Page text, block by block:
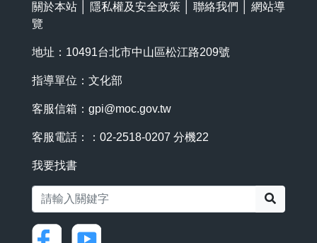
關於本站 隱私權及安全政策 聯絡我們
網站導
覽
地址：10491台北市中山區松江路209號
指導單位：文化部
客服信箱： gpi@moc.gov.tw
客服電話：：02-2518-0207 分機22
我要找書